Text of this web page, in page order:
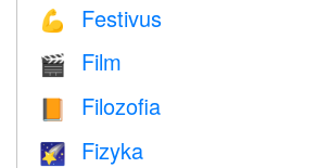
💪 Festivus
🎬 Film
📙 Filozofia
🌠 Fizyka